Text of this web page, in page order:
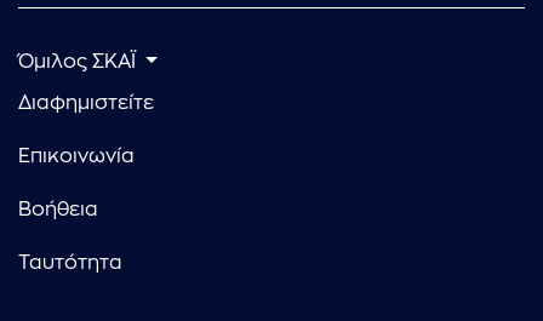
Όμιλος ΣΚΑΪ
Διαφημιστείτε
Επικοινωνία
Βοήθεια
Ταυτότητα